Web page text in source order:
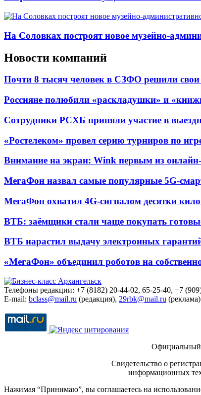
На Соловках построят новое музейно-
Новости компаний
Почти 8 тысяч человек в СЗФО решили
Россияне полюбили «раскладушки» и
Сотрудники РСХБ приняли участие в
«Ростелеком» провел серию турниров по
Внимание на экран: Wink первым из
МегаФон назвал самые популярные 5G-
МегаФон охватил 4G-сигналом десятки
ВТБ: заёмщики стали чаще покупать
ВТБ нарастил выдачу электронных
«МегаФон» объединил роботов на
Телефоны редакции: +7 (8182) 20-44-02, 65-25-40, +7
E-mail: bclass@mail.ru (редакция), 29rbk@mail.ru
Свидетельство о
информационных
Нажимая “Принимаю”, вы соглашаетесь на